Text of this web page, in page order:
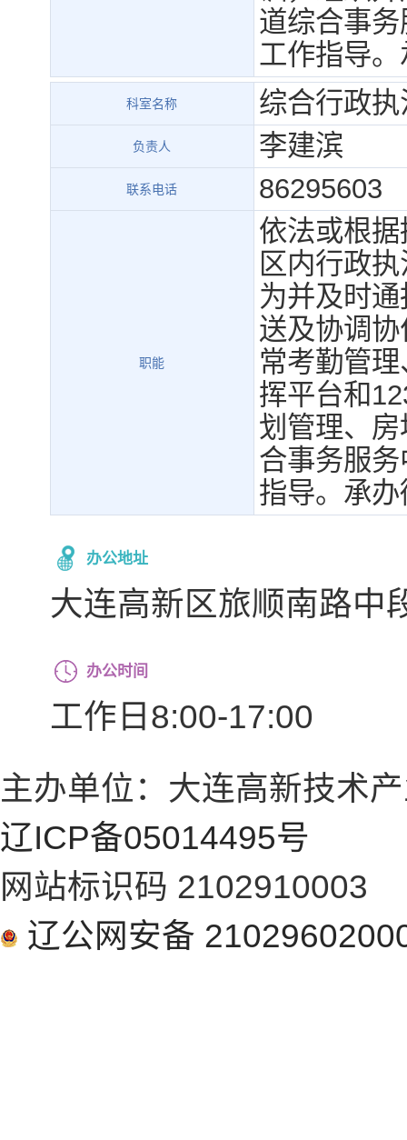
道综合事
工作指导
科室名称 综合行政
负责人 李建滨
联系电话 86295603
职能
依法或根
区内行政
为并及时
送及协调
常考勤管
挥平台和
划管理、
合事务服
指导。承
办公地址
大连高新区旅顺南路中
办公时间
工作日8:00-17:00
主办单位：大连高新技术
辽ICP备05014495号
网站标识码 2102910003
辽公网安备